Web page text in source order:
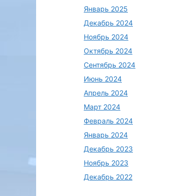
Январь 2025
Декабрь 2024
Ноябрь 2024
Октябрь 2024
Сентябрь 2024
Июнь 2024
Апрель 2024
Март 2024
Февраль 2024
Январь 2024
Декабрь 2023
Ноябрь 2023
Декабрь 2022